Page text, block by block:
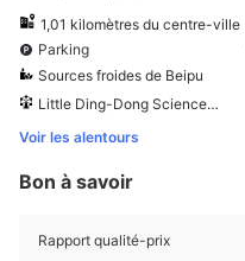
1,01 kilomètres du centre-ville
Parking
Sources froides de Beipu
Little Ding-Dong Science Theme Park
Voir les alentours
Bon à savoir
Rapport qualité-prix